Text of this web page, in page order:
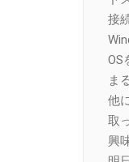
接
OS
ま
他
取
興